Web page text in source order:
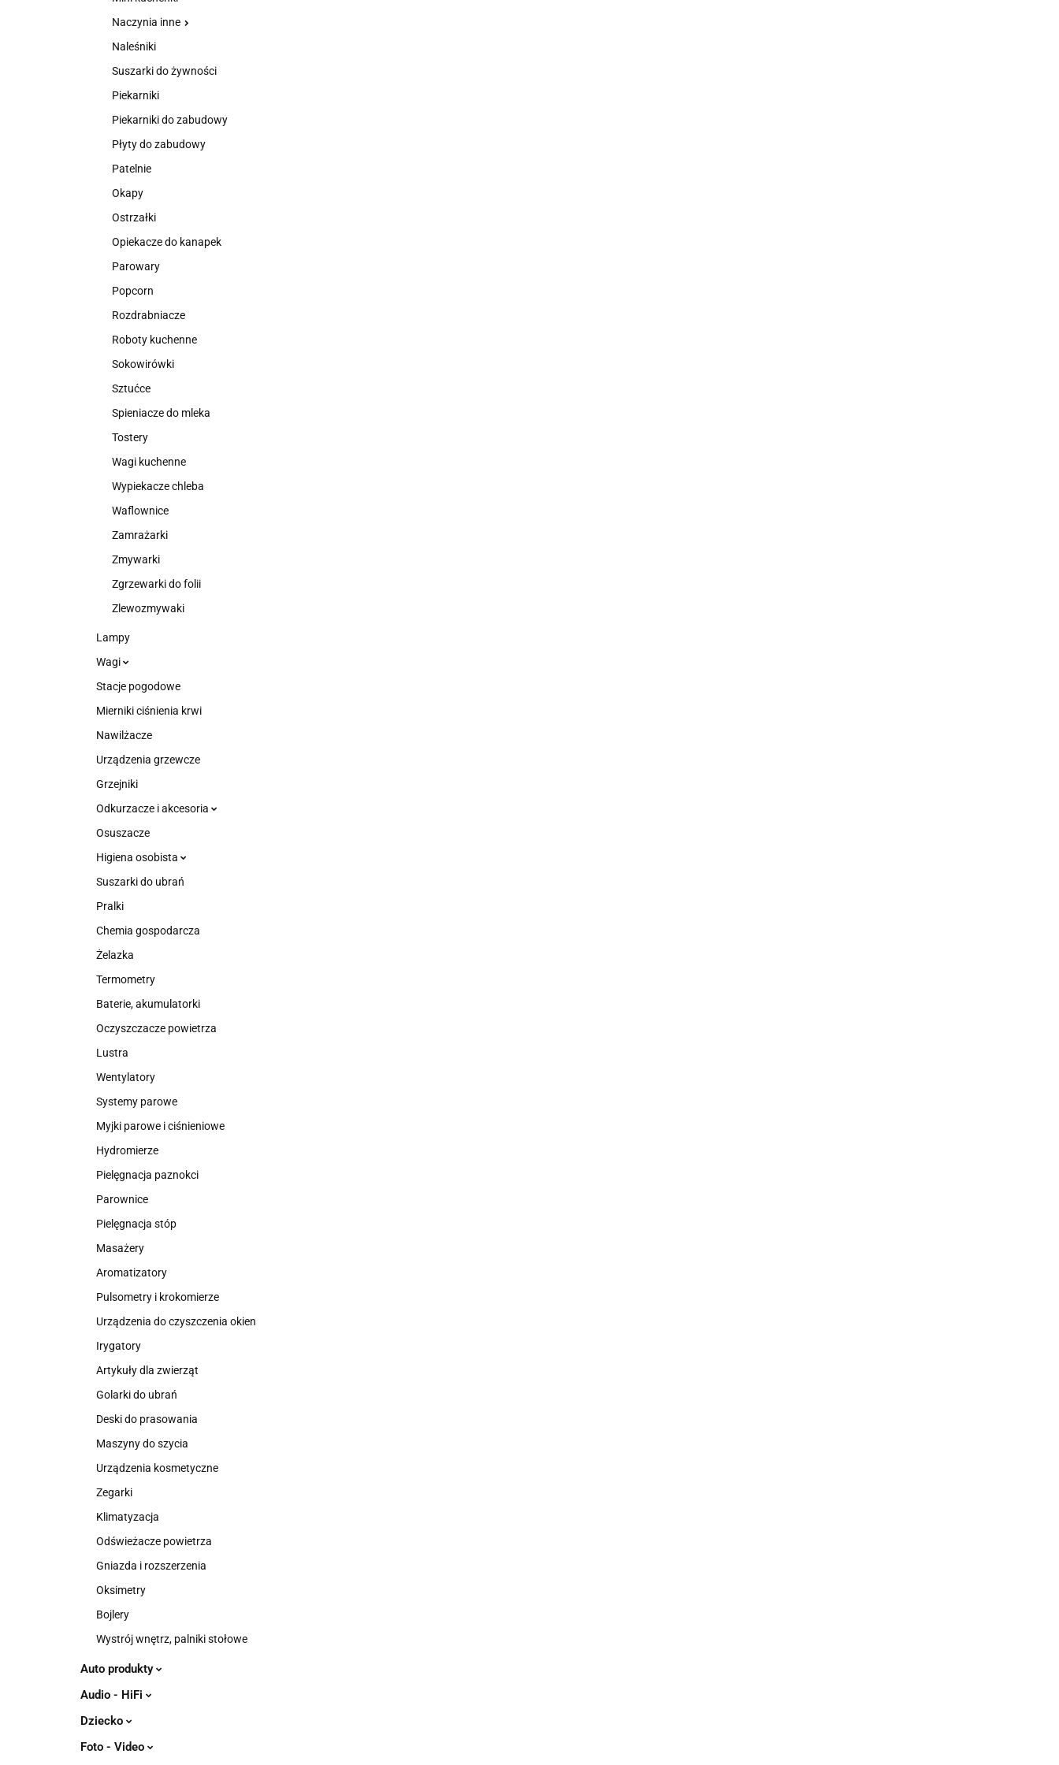
Naczynia inne
Naleśniki
Suszarki do żywności
Piekarniki
Piekarniki do zabudowy
Płyty do zabudowy
Patelnie
Okapy
Ostrzałki
Opiekacze do kanapek
Parowary
Popcorn
Rozdrabniacze
Roboty kuchenne
Sokowirówki
Sztućce
Spieniacze do mleka
Tostery
Wagi kuchenne
Wypiekacze chleba
Waflownice
Zamrażarki
Zmywarki
Zgrzewarki do folii
Zlewozmywaki
Lampy
Wagi
Stacje pogodowe
Mierniki ciśnienia krwi
Nawilżacze
Urządzenia grzewcze
Grzejniki
Odkurzacze i akcesoria
Osuszacze
Higiena osobista
Suszarki do ubrań
Pralki
Chemia gospodarcza
Żelazka
Termometry
Baterie, akumulatorki
Oczyszczacze powietrza
Lustra
Wentylatory
Systemy parowe
Myjki parowe i ciśnieniowe
Hydromierze
Pielęgnacja paznokci
Parownice
Pielęgnacja stóp
Masażery
Aromatizatory
Pulsometry i krokomierze
Urządzenia do czyszczenia okien
Irygatory
Artykuły dla zwierząt
Golarki do ubrań
Deski do prasowania
Maszyny do szycia
Urządzenia kosmetyczne
Zegarki
Klimatyzacja
Odświeżacze powietrza
Gniazda i rozszerzenia
Oksimetry
Bojlery
Wystrój wnętrz, palniki stołowe
Auto produkty
Audio - HiFi
Dziecko
Foto - Video